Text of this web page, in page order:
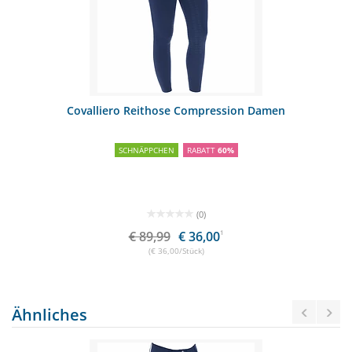
Covalliero Reithose Compression Damen
SCHNÄPPCHEN RABATT 60%
(0)
€ 89,99 € 36,001
(€ 36,00/Stück)
Ähnliches